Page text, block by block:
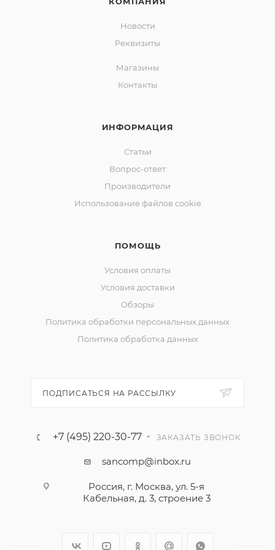
Новости
Реквизиты
Магазины
Контакты
ИНФОРМАЦИЯ
Статьи
Вопрос-ответ
Производители
Использование файлов cookie
ПОМОЩЬ
Условия оплаты
Условия доставки
Обзоры
Политика обработки персональных данных
Политика обработка данных
ПОДПИСАТЬСЯ НА РАССЫЛКУ
+7 (495) 220-30-77 ЗАКАЗАТЬ ЗВОНОК
sancomp@inbox.ru
Россия, г. Москва, ул. 5-я
Кабельная, д. 3, строение 3